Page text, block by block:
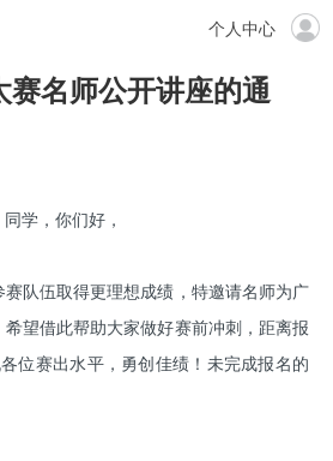
个人中心
赛名师公开讲座的通
学，你们好，
队伍取得更理想成绩，特邀请名师为广
望借此帮助大家做好赛前冲刺，距离报
位赛出水平，勇创佳绩！未完成报名的